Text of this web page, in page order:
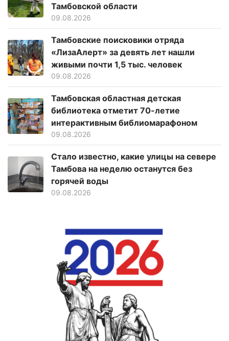
Тамбовской области
09.08.2026
Тамбовские поисковики отряда
«ЛизаАлерт» за девять лет нашли
живыми почти 1,5 тыс. человек
09.08.2026
Тамбовская областная детская
библиотека отметит 70-летие
интерактивным библиомарафоном
09.08.2026
Стало известно, какие улицы на севере
Тамбова на неделю останутся без
горячей воды
09.08.2026